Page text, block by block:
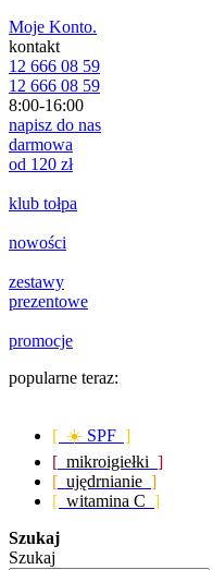
Moje Konto.
kontakt
12 666 08 59
12 666 08 59
8:00-16:00
napisz do nas
darmowa
od 120 zł
klub tołpa
nowości
zestawy
prezentowe
promocje
popularne teraz:
[ ☀️ SPF ]
[ mikroigiełki ]
[ ujędrnianie ]
[ witamina C ]
Szukaj
Szukaj